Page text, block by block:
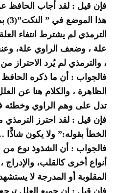
فإن قيل : لقد أجاب الحافظ
هذا
الترمذي لم يشترط انتفاء
علة ، وضعف الراوي علة،
، والترمذي لم يُرد الاحتراز
فالجواب : أن ما ذكره
الظاهرة ، والكلام هنا عن
تدل على وهم الراوي وخطئه
فإن قيل : لقد احترز الترمذي
الخطأ بقوله:” ولا يكون
فالجواب : أن الشذوذ نوع من
أنواع أخرى كالقلب، والإدراج ،
المقلوبة أو المدرجة لا
فإن قيل : إن جميع العلل